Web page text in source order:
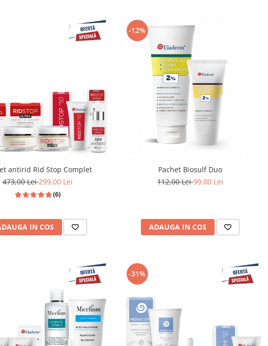
antirid Rid Stop Complet
473,00 Lei299,00 Lei
(6)
IN COS
-12%
Pachet Biosulf Duo
112,00 Lei99,00 Lei
ADAUGA IN COS
-31%